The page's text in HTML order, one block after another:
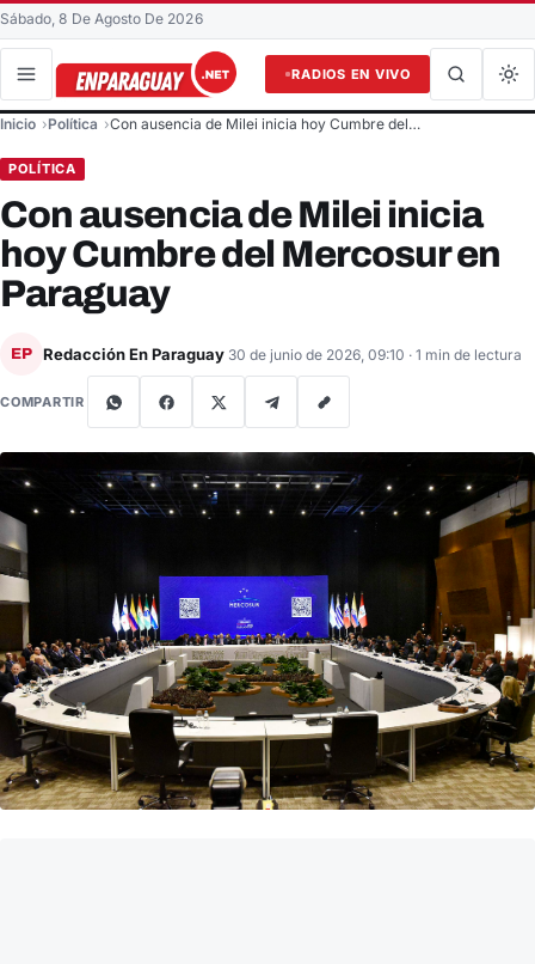
Sábado, 8 De Agosto De 2026
RADIOS EN VIVO
Buscar en el sitio
Inicio Política Con ausencia de Milei inicia hoy Cumbre del…
POLÍTICA
Con ausencia de Milei inicia
hoy Cumbre del Mercosur en
Paraguay
EP Redacción En Paraguay 30 de junio de 2026, 09:10 · 1 min de lectura
COMPARTIR